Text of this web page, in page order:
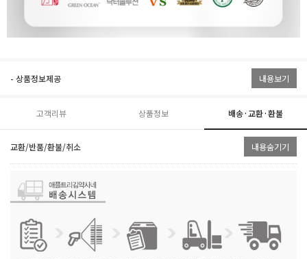
- 상품정보제공 내용보기
고객리뷰 상품정보 배송·교환·환불
교환/반품/환불/취소 내용숨기기